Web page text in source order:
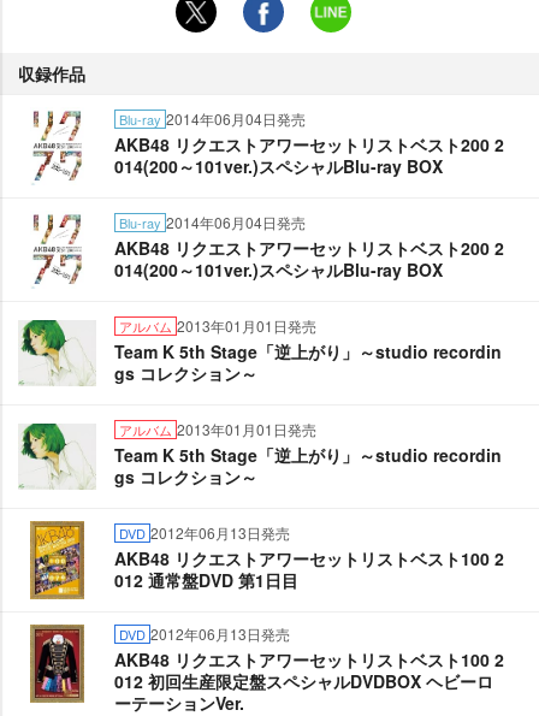
収録作品
Blu-ray 2014年06月04日発売
AKB48 リクエストアワーセットリストベスト200 2
014(200～101ver.)スペシャルBlu-ray BOX
Blu-ray 2014年06月04日発売
AKB48 リクエストアワーセットリストベスト200 2
014(200～101ver.)スペシャルBlu-ray BOX
アルバム 2013年01月01日発売
Team K 5th Stage「逆上がり」～studio recordin
gs コレクション～
アルバム 2013年01月01日発売
Team K 5th Stage「逆上がり」～studio recordin
gs コレクション～
DVD 2012年06月13日発売
AKB48 リクエストアワーセットリストベスト100 2
012 通常盤DVD 第1日目
DVD 2012年06月13日発売
AKB48 リクエストアワーセットリストベスト100 2
012 初回生産限定盤スペシャルDVDBOX ヘビーロ
ーテーションVer.